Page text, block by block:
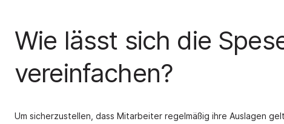
Wie lässt sich die
vereinfachen?
Um sicherzustellen, dass Mitarbeiter regelmäßig ihre Auslagen